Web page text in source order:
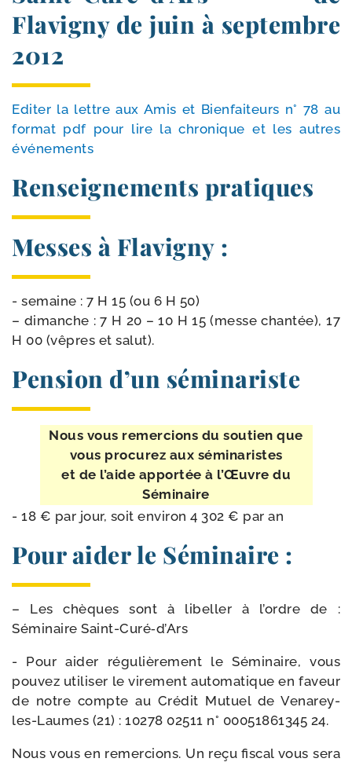
Flavigny de juin à septembre
2012
Editer la lettre aux Amis et Bienfaiteurs n° 78 au
for­mat pdf pour lire la chro­nique et les autres
événements
Renseignements pratiques
Messes à Flavigny :
- semaine : 7 H 15 (ou 6 H 50)
– dimanche : 7 H 20 – 10 H 15 (messe chan­tée), 17
H 00 (vêpres et salut).
Pension d’un séminariste
Nous vous remer­cions du sou­tien que
vous pro­cu­rez aux sémi­na­ristes
et de l’aide appor­tée à l’Œuvre du
Séminaire
- 18 € par jour, soit envi­ron 4 302 € par an
Pour aider le Séminaire :
– Les chèques sont à libel­ler à l’ordre de :
Séminaire Saint-Curé‑d’Ars
- Pour aider régu­liè­re­ment le Séminaire, vous
pou­vez uti­li­ser le vire­ment auto­ma­tique en faveur
de notre compte au Crédit Mutuel de Venarey-​
les-​Laumes (21) : 10278 02511 n° 00051861345 24.
Nous vous en remer­cions. Un reçu fis­cal vous sera